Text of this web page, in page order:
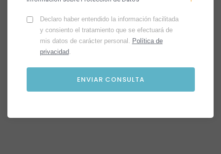
Declaro haber entendido la información facilitada
y consiento el tratamiento que se efectuará de
mis datos de carácter personal. Política de
privacidad.